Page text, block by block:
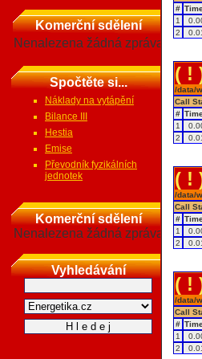
Komerční sdělení
Nenalezena žádná zpráva
Spočtěte si...
Náklady na vytápění
Bilance III
Hestia
Emise
Převodník fyzikálních
jednotek
Komerční sdělení
Nenalezena žádná zpráva
Vyhledávání
#
1
2
( !
/data/
Call
#
1
2
( !
/data/
Call
#
1
2
( !
/data/
Call
#
1
2